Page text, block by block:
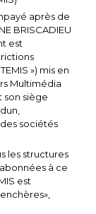
après de
BRISCADIEU
est
») mis en
Multimédia
son siège
sociétés
les structures
à ce
est